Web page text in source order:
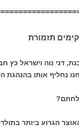
תזמורת
דני נוה וישראל כץ
נחליף אותו בהנהגת